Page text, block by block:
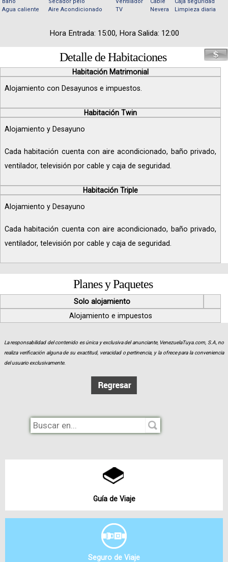
Agua caliente
Aire Acondicionado
TV
Nevera
Limpieza diaria
Hora Entrada: 15:00, Hora Salida: 12:00
Detalle de Habitaciones
Habitación Matrimonial
Alojamiento con Desayunos e impuestos.
Habitación Twin
Alojamiento y Desayuno
Cada habitación cuenta con aire acondicionado, baño privado,
ventilador, televisión por cable y caja de seguridad.
Habitación Triple
Alojamiento y Desayuno
Cada habitación cuenta con aire acondicionado, baño privado,
ventilador, televisión por cable y caja de seguridad.
Planes y Paquetes
Solo alojamiento
Alojamiento e impuestos
La responsabilidad del contenido es única y exclusiva del anunciante, VenezuelaTuya.com, S.A, no
realiza verificación alguna de su exactitud, veracidad o pertinencia, y la ofrece para la conveniencia
del usuario exclusivamente.
Guía de Viaje
Seguro de Viaje